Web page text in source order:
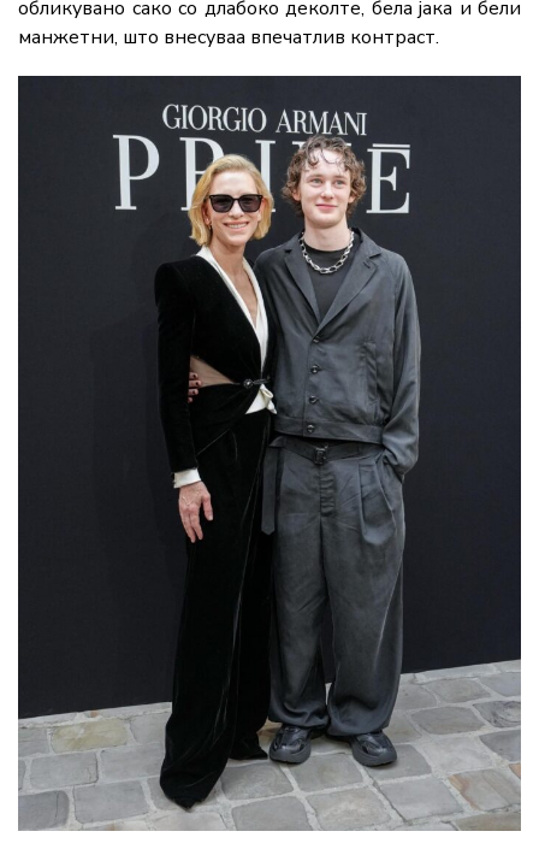
обликувано сако со длабоко деколте, бела јака и бели
манжетни, што внесуваа впечатлив контраст.